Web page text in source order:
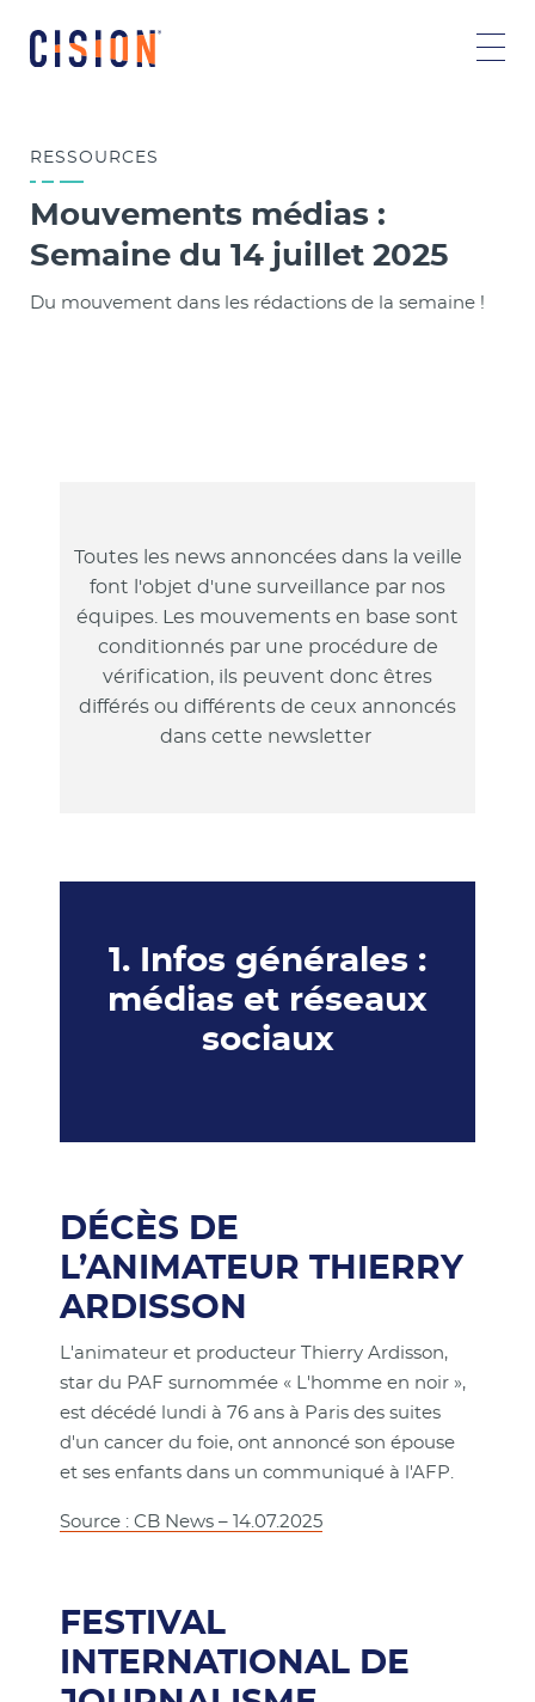
RESSOURCES
Mouvements médias :
Semaine du 14 juillet 2025
Du mouvement dans les rédactions de la semaine !
Toutes les news annoncées dans la veille
font l'objet d'une surveillance par nos
équipes. Les mouvements en base sont
conditionnés par une procédure de
vérification, ils peuvent donc êtres
différés ou différents de ceux annoncés
dans cette newsletter
1. Infos générales :
médias et réseaux
sociaux
DÉCÈS DE
L’ANIMATEUR THIERRY
ARDISSON
L'animateur et producteur Thierry Ardisson,
star du PAF surnommée « L'homme en noir »,
est décédé lundi à 76 ans à Paris des suites
d'un cancer du foie, ont annoncé son épouse
et ses enfants dans un communiqué à l'AFP.
Source : CB News – 14.07.2025
FESTIVAL
INTERNATIONAL DE